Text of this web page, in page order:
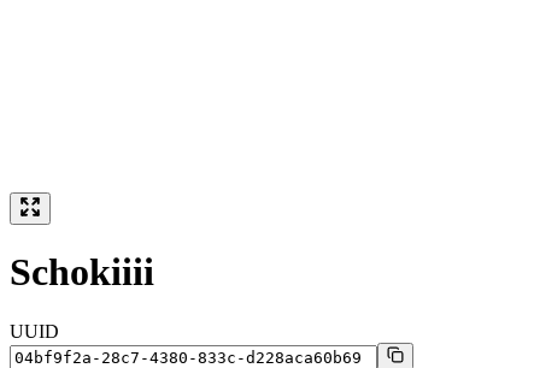
Schokiiii
UUID